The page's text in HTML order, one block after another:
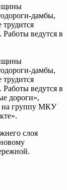
дамбы,
ведутся в
дамбы,
ведутся в
дороги»,
на группу МКУ
слоя